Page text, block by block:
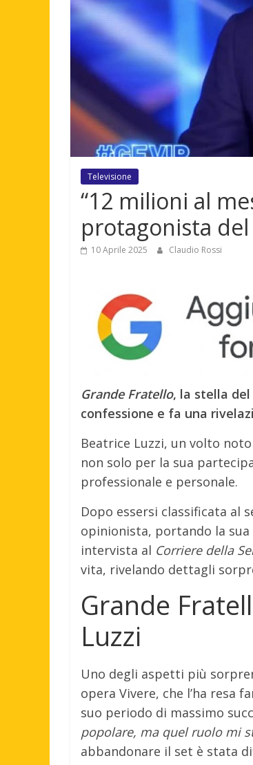
Televisione
“12 milioni al
protagonista
10 Aprile 2025 Claudio Rossi
Grande Fratello, la stella
confessione e fa una
Beatrice Luzzi, un volto
non solo per la sua
professionale e personale.
Dopo essersi classificata al
opinionista, portando la
intervista al Corriere della
vita, rivelando dettagli
Grande
Luzzi
Uno degli aspetti più
opera Vivere, che l’ha resa
suo periodo di massimo
popolare, ma quel ruolo mi
abbandonare il set è stata